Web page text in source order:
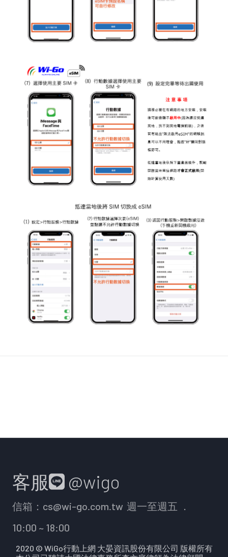
客服 @wigo
信箱： cs@wi-go.com.tw 週一至週五 ．
10:00 ~ 18:00
2020 © WiGo行動上網 大晏資訊股份有限公司 版權所有